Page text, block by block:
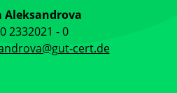
Aleksandrova
2332021 - 0
cert.de